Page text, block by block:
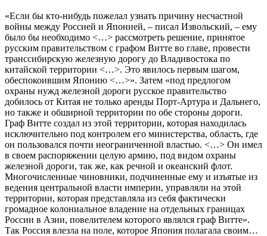
«Если бы кто-нибудь пожелал узнать причину несчастной
войны между Россией и Японией, – писал Извольский, – ему
было бы необходимо <…> рассмотреть решение, принятое
русским правительством с графом Витте во главе, провести
транссибирскую железную дорогу до Владивостока по
китайской территории <…>. Это явилось первым шагом,
обеспокоившим Японию <…>». Затем «под предлогом
охраны нужд железной дороги русское правительство
добилось от Китая не только аренды Порт-Артура и Дальнего,
но также и обширной территории по обе стороны дороги.
Граф Витте создал из этой территории, которая находилась
исключительно под контролем его министерства, область, где
он пользовался почти неограниченной властью. <…> Он имел
в своем распоряжении целую армию, под видом охраны
железной дороги, так же, как речной и океанский флот.
Многочисленные чиновники, подчиненные ему и изъятые из
ведения центральной власти империи, управляли на этой
территории, которая представляла из себя фактически
громадное колониальное владение на отдельных границах
России в Азии, повелителем которого являлся граф Витте».
Так Россия влезла на поле, которое Япония полагала своим…